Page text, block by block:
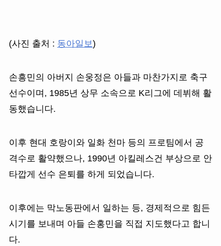
(사진 출처 : 동아일보)
손흥민의 아버지 손웅정은 아들과 마찬가지로 축구
선수이며, 1985년 상무 소속으로 K리그에 데뷔해 활
동했습니다.
이후 현대 호랑이와 일화 천마 등의 프로팀에서 공
격수로 활약했으나, 1990년 아킬레스건 부상으로 안
타깝게 선수 은퇴를 하게 되었습니다.
이후에는 막노동판에서 일하는 등, 경제적으로 힘든
시기를 보내며 아들 손홍민을 직접 지도했다고 합니
다.